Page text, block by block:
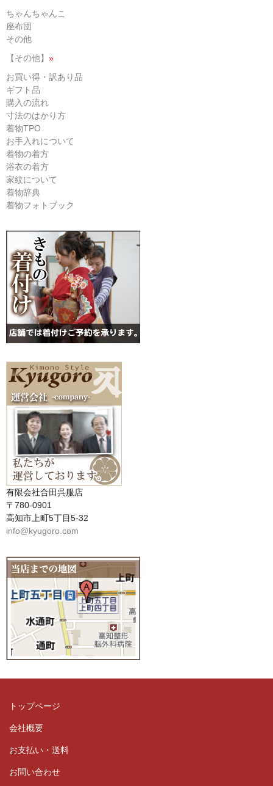
ちゃんちゃんこ
座布団
その他
【その他】 »
お買い得・訳あり品
ギフト品
購入の流れ
寸法のはかり方
着物TPO
お手入れについて
着物の着方
浴衣の着方
家紋について
着物辞典
着物フォトブック
有限会社合田呉服店
〒780-0901
高知市上町5丁目5-32
info@kyugoro.com
トップページ
会社概要
お支払い・送料
お問い合わせ